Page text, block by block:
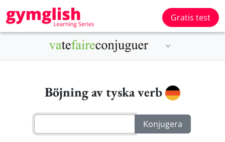
Gratis test
Böjning av tyska verb